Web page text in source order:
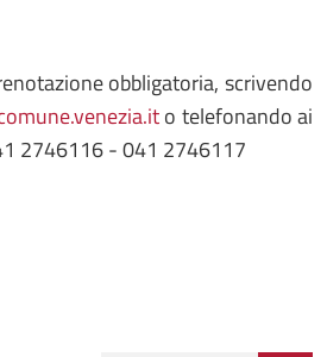
obbligatoria, scrivendo
o telefonando ai
2746116 - 041 2746117